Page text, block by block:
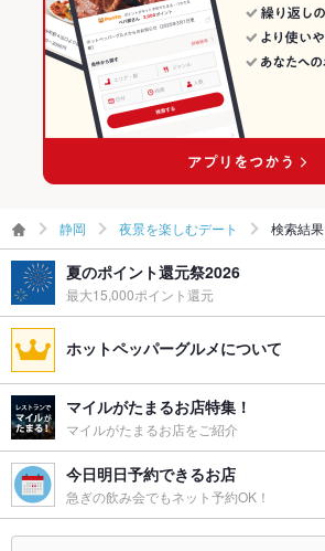
静岡 夜景を楽しむデート 検索結果
夏のポイント還元祭2026
最大15,000ポイント還元
ホットペッパーグルメについて
マイルがたまるお店特集！
マイルがたまるお店をご紹介
今日明日予約できるお店
急ぎの飲み会でもネット予約OK！